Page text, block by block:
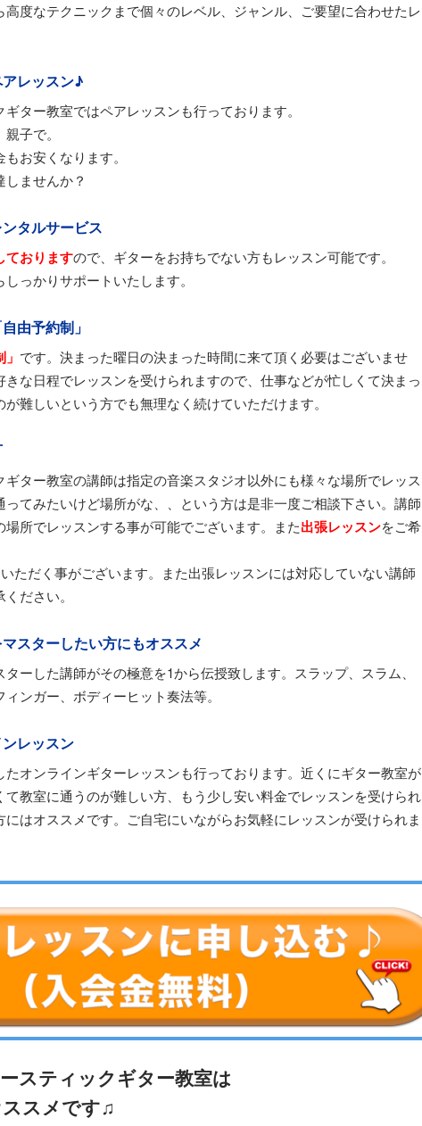
度なテクニックまで個々のレベル、ジャンル、ご要望に合わせたレ
レッスン♪
ター教室ではペアレッスンも行っております。
子で。
お安くなります。
ませんか？
タルサービス
ておりますので、ギターをお持ちでない方もレッスン可能です。
っかりサポートいたします。
由予約制」
です。決まった曜日の決まった時間に来て頂く必要はございませ
な日程でレッスンを受けられますので、仕事などが忙しくて決まっ
難しいという方でも無理なく続けていただけます。
ター教室の講師は指定の音楽スタジオ以外にも様々な場所でレッス
ってみたいけど場所がな、、という方は是非一度ご相談下さい。講師
所でレッスンする事が可能でございます。また出張レッスンをご希
ただく事がございます。また出張レッスンには対応していない講師
ださい。
スターしたい方にもオススメ
ーした講師がその極意を1から伝授致します。スラップ、スラム、
ンガー、ボディーヒット奏法等。
レッスン
たオンラインギターレッスンも行っております。近くにギター教室が
て教室に通うのが難しい方、もう少し安い料金でレッスンを受けられ
はオススメです。ご自宅にいながらお気軽にレッスンが受けられま
スティックギター教室は
スメです♫